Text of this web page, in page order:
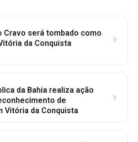
Cravo será tombado como
da Conquista
da Bahia realiza ação
de
Vitória da Conquista